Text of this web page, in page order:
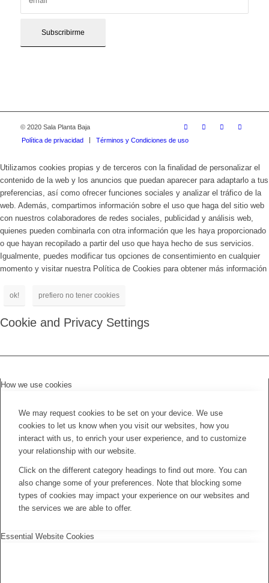
© 2020 Sala Planta Baja
Política de privacidad
Términos y Condiciones de uso
Utilizamos cookies propias y de terceros con la finalidad de personalizar el
contenido de la web y los anuncios que puedan aparecer para adaptarlo a tus
preferencias, así como ofrecer funciones sociales y analizar el tráfico de la
web. Además, compartimos información sobre el uso que haga del sitio web
con nuestros colaboradores de redes sociales, publicidad y análisis web,
quienes pueden combinarla con otra información que les haya proporcionado
o que hayan recopilado a partir del uso que haya hecho de sus servicios.
Igualmente, puedes modificar tus opciones de consentimiento en cualquier
momento y visitar nuestra Política de Cookies para obtener más información
ok! prefiero no tener cookies
Cookie and Privacy Settings
How we use cookies
We may request cookies to be set on your device. We use
cookies to let us know when you visit our websites, how you
interact with us, to enrich your user experience, and to customize
your relationship with our website.
Click on the different category headings to find out more. You can
also change some of your preferences. Note that blocking some
types of cookies may impact your experience on our websites and
the services we are able to offer.
Essential Website Cookies